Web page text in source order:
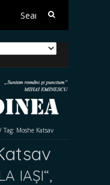
Search
/ Tag: Moshe Katsav
IAȘI“,